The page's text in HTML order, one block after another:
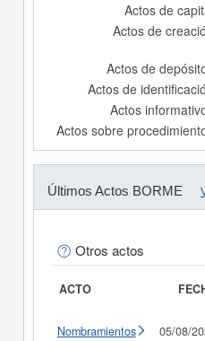
Actos de
Actos de
Actos de
Actos de
Actos
Actos sobre
Últimos Actos BORME
Otros actos
ACTO
Nombramientos 05/08/